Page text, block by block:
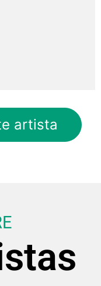
artista